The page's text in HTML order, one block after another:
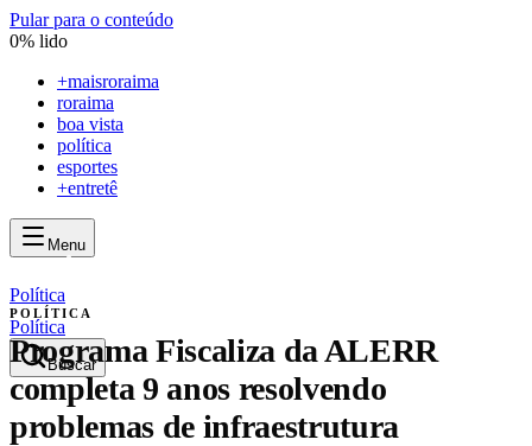
Pular para o conteúdo
0% lido
+maisroraima
roraima
boa vista
política
esportes
+entretê
Menu
maisroraima
mais
Política
Buscar
Política
POLÍTICA
Programa Fiscaliza da ALERR
completa 9 anos resolvendo
problemas de infraestrutura